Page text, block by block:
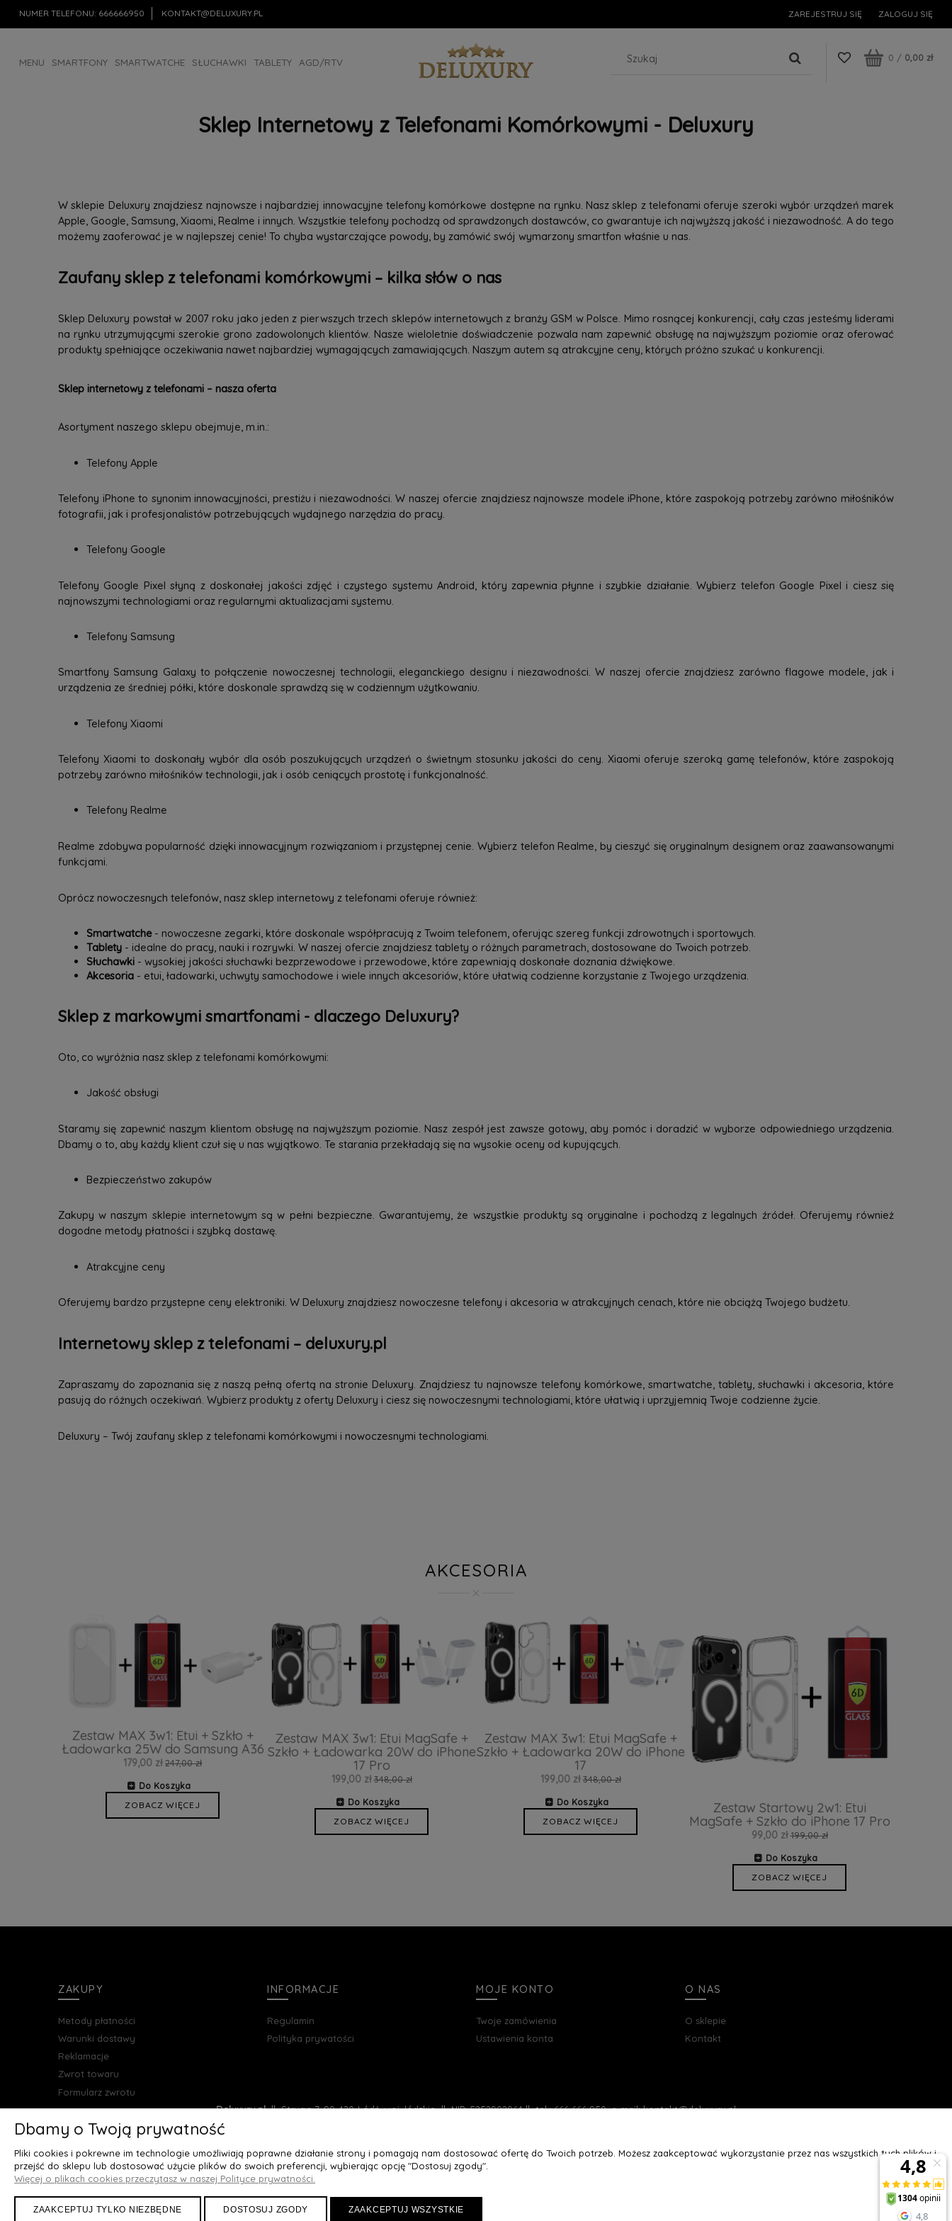
NUMER TELEFONU: 666666950 KONTAKT@DELUXURY.PL ZAREJESTRUJ SIĘ ZALOGUJ SIĘ
MENU SMARTFONY SMARTWATCHE SŁUCHAWKI TABLETY AGD/RTV 0 / 0,00 zł
Sklep Internetowy z Telefonami Komórkowymi - Deluxury
W sklepie Deluxury znajdziesz najnowsze i najbardziej innowacyjne telefony komórkowe dostępne na rynku. Nasz sklep z telefonami oferuje szeroki wybór urządzeń marek
Apple, Google, Samsung, Xiaomi, Realme i innych. Wszystkie telefony pochodzą od sprawdzonych dostawców, co gwarantuje ich najwyższą jakość i niezawodność. A do tego
możemy zaoferować je w najlepszej cenie! To chyba wystarczające powody, by zamówić swój wymarzony smartfon właśnie u nas.
Zaufany sklep z telefonami komórkowymi – kilka słów o nas
Sklep Deluxury powstał w 2007 roku jako jeden z pierwszych trzech sklepów internetowych z branży GSM w Polsce. Mimo rosnącej konkurencji, cały czas jesteśmy liderami
na rynku utrzymującymi szerokie grono zadowolonych klientów. Nasze wieloletnie doświadczenie pozwala nam zapewnić obsługę na najwyższym poziomie oraz oferować
produkty spełniające oczekiwania nawet najbardziej wymagających zamawiających. Naszym autem są atrakcyjne ceny, których próżno szukać u konkurencji.
Sklep internetowy z telefonami – nasza oferta
Asortyment naszego sklepu obejmuje, m.in.:
Telefony Apple
Telefony iPhone to synonim innowacyjności, prestiżu i niezawodności. W naszej ofercie znajdziesz najnowsze modele iPhone, które zaspokoją potrzeby zarówno miłośników
fotografii, jak i profesjonalistów potrzebujących wydajnego narzędzia do pracy.
Telefony Google
Telefony Google Pixel słyną z doskonałej jakości zdjęć i czystego systemu Android, który zapewnia płynne i szybkie działanie. Wybierz telefon Google Pixel i ciesz się
najnowszymi technologiami oraz regularnymi aktualizacjami systemu.
Telefony Samsung
Smartfony Samsung Galaxy to połączenie nowoczesnej technologii, eleganckiego designu i niezawodności. W naszej ofercie znajdziesz zarówno flagowe modele, jak i
urządzenia ze średniej półki, które doskonale sprawdzą się w codziennym użytkowaniu.
Telefony Xiaomi
Telefony Xiaomi to doskonały wybór dla osób poszukujących urządzeń o świetnym stosunku jakości do ceny. Xiaomi oferuje szeroką gamę telefonów, które zaspokoją
potrzeby zarówno miłośników technologii, jak i osób ceniących prostotę i funkcjonalność.
Telefony Realme
Realme zdobywa popularność dzięki innowacyjnym rozwiązaniom i przystępnej cenie. Wybierz telefon Realme, by cieszyć się oryginalnym designem oraz zaawansowanymi
funkcjami.
Oprócz nowoczesnych telefonów, nasz sklep internetowy z telefonami oferuje również:
Smartwatche- nowoczesne zegarki, które doskonale współpracują z Twoim telefonem, oferując szereg funkcji zdrowotnych i sportowych.
Tablety - idealne do pracy, nauki i rozrywki. W naszej ofercie znajdziesz tablety o różnych parametrach, dostosowane do Twoich potrzeb.
Słuchawki - wysokiej jakości słuchawki bezprzewodowe i przewodowe, które zapewniają doskonałe doznania dźwiękowe.
Akcesoria - etui, ładowarki, uchwyty samochodowe i wiele innych akcesoriów, które ułatwią codzienne korzystanie z Twojego urządzenia.
Sklep z markowymi smartfonami - dlaczego Deluxury?
Oto, co wyróżnia nasz sklep z telefonami komórkowymi:
Jakość obsługi
Staramy się zapewnić naszym klientom obsługę na najwyższym poziomie. Nasz zespół jest zawsze gotowy, aby pomóc i doradzić w wyborze odpowiedniego urządzenia.
Dbamy o to, aby każdy klient czuł się u nas wyjątkowo. Te starania przekładają się na wysokie oceny od kupujących.
Bezpieczeństwo zakupów
Zakupy w naszym sklepie internetowym są w pełni bezpieczne. Gwarantujemy, że wszystkie produkty są oryginalne i pochodzą z legalnych źródeł. Oferujemy również
dogodne metody płatności i szybką dostawę.
Atrakcyjne ceny
Oferujemy bardzo przystepne ceny elektroniki. W Deluxury znajdziesz nowoczesne telefony i akcesoria w atrakcyjnych cenach, które nie obciążą Twojego budżetu.
Internetowy sklep z telefonami – deluxury.pl
Zapraszamy do zapoznania się z naszą pełną ofertą na stronie Deluxury. Znajdziesz tu najnowsze telefony komórkowe, smartwatche, tablety, słuchawki i akcesoria, które
pasują do różnych oczekiwań. Wybierz produkty z oferty Deluxury i ciesz się nowoczesnymi technologiami, które ułatwią i uprzyjemnią Twoje codzienne życie.
Deluxury – Twój zaufany sklep z telefonami komórkowymi i nowoczesnymi technologiami.
AKCESORIA
Zestaw MAX 3w1: Etui + Szkło +
Ładowarka 25W do Samsung A36
179,00 zł 247,00 zł
Do Koszyka
ZOBACZ WIĘCEJ
Zestaw MAX 3w1: Etui MagSafe +
Szkło + Ładowarka 20W do iPhone
17 Pro
199,00 zł 348,00 zł
Do Koszyka
ZOBACZ WIĘCEJ
Zestaw MAX 3w1: Etui MagSafe +
Szkło + Ładowarka 20W do iPhone
17
199,00 zł 348,00 zł
Do Koszyka
ZOBACZ WIĘCEJ
Zestaw Startowy 2w1: Etui
MagSafe + Szkło do iPhone 17 Pro
99,00 zł 199,00 zł
Do Koszyka
ZOBACZ WIĘCEJ
ZAKUPY
Metody płatności
Warunki dostawy
Reklamacje
Zwrot towaru
Formularz zwrotu
INFORMACJE
Regulamin
Polityka prywatości
MOJE KONTO
Twoje zamówienia
Ustawienia konta
O NAS
O sklepie
Kontakt
Deluxury.pl|| Struga 7, 90-420 Łódź, woj. łódzkie || NIP: 5252902064 || tel.: 666 666 950, e-mail: kontakt@deluxury.pl
MaxsoteRocoto Theme. All rights reserved
Dbamy o Twoją prywatność
Pliki cookies i pokrewne im technologie umożliwiają poprawne działanie strony i pomagają nam dostosować ofertę do Twoich potrzeb. Możesz zaakceptować wykorzystanie przez nas wszystkich tych plików i
przejść do sklepu lub dostosować użycie plików do swoich preferencji, wybierając opcję "Dostosuj zgody".
Więcej o plikach cookies przeczytasz w naszej Polityce prywatności.
ZAAKCEPTUJ TYLKO NIEZBĘDNE DOSTOSUJ ZGODY ZAAKCEPTUJ WSZYSTKIE